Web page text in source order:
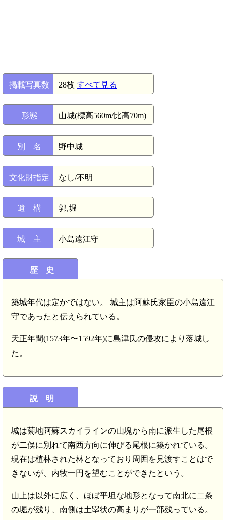
掲載写真数 28枚 すべて見る
形態 山城(標高560m/比高70m)
別 名 野中城
文化財指定 なし/不明
遺 構 郭,堀
城 主 小島遠江守
歴 史
築城年代は定かではない。 城主は阿蘇氏家臣の小島遠江
守であったと伝えられている。
天正年間(1573年〜1592年)に島津氏の侵攻により落城し
た。
説 明
城は菊地阿蘇スカイラインの山塊から南に派生した尾根
が二俣に別れて南西方向に伸びる尾根に築かれている。
現在は植林された林となっており周囲を見渡すことはで
きないが、内牧一円を望むことができたという。
山上は以外に広く、ほぼ平坦な地形となって南北に二条
の堀が残り、南側は土塁状の高まりが一部残っている。